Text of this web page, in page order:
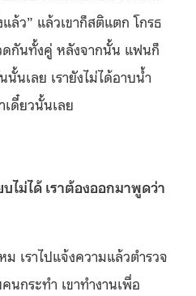
แล้ว” แล้วเขาก็สติแตก โกรธ
ดกันทั้งคู่ หลังจากนั้น แฟนก็
นเลย เรายังไม่ได้อาบน้ำ
เดี๋ยวนั้นเลย
บไม่ได้ เราต้องออกมาพูดว่า
เราไปแจ้งความแล้วตำรวจ
กระทำ เขาทำงานเพื่อ